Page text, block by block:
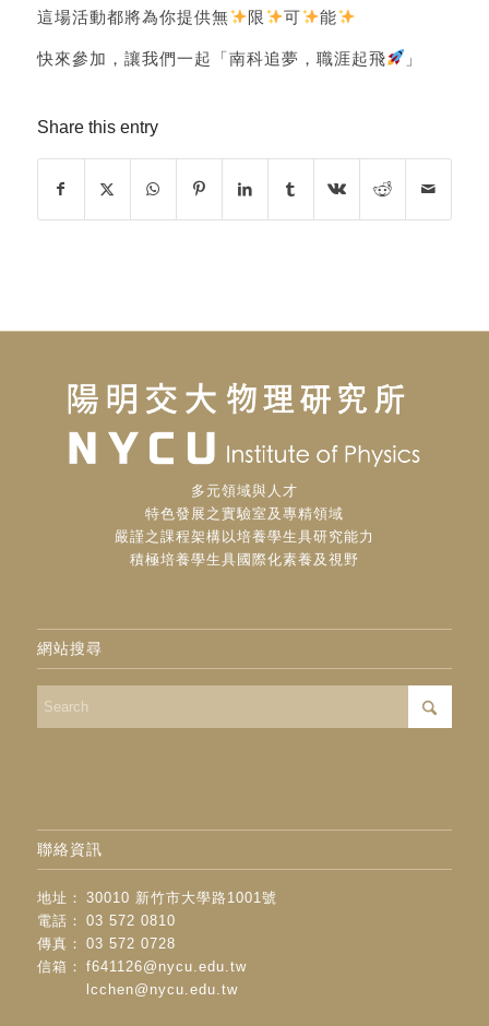
這場活動都將為你提供無
限 可 能
快來參加，讓我們一起「南科追夢，職涯起飛 」
Share this entry
多元領域與人才
特色發展之實驗室及專精領域
嚴謹之課程架構以培養學生具研究能力
積極培養學生具國際化素養及視野
網站搜尋
聯絡資訊
地址：
30010 新竹市大學路1001號
電話：
03 572 0810
傳真：
03 572 0728
信箱：
f641126@nycu.edu.tw
lcchen@nycu.edu.tw